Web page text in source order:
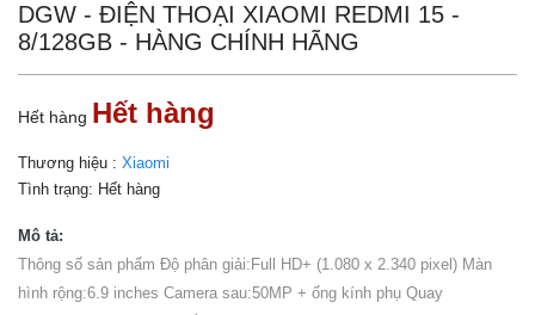
DGW - ĐIỆN THOẠI XIAOMI REDMI 15 -
8/128GB - HÀNG CHÍNH HÃNG
Hết hàng Hết hàng
Thương hiệu : Xiaomi
Tình trạng: Hết hàng
Mô tả:
Thông số sản phẩm Độ phân giải:Full HD+ (1.080 x 2.340 pixel) Màn
hình rộng:6.9 inches Camera sau:50MP + ống kính phụ Quay